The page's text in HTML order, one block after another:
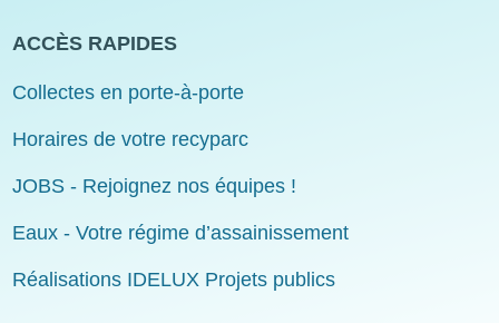
ACCÈS RAPIDES
Collectes en porte-à-porte
Horaires de votre recyparc
JOBS - Rejoignez nos équipes !
Eaux - Votre régime d’assainissement
Réalisations IDELUX Projets publics